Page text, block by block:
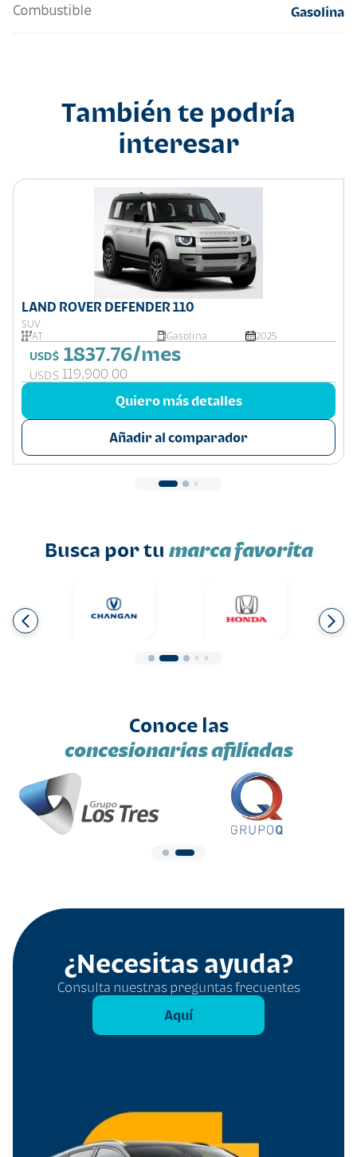
Combustible Gasolina
También te podría
interesar
LAND ROVER DEFENDER 110
SUV
AT
Gasolina 2025
USD$ 1837.76/mes
USD$ 119,900.00
Quiero más detalles
Añadir al comparador
Busca por tu marca favorita
Conoce las
concesionarias afiliadas
¿Necesitas ayuda?
Consulta nuestras preguntas frecuentes
Aquí